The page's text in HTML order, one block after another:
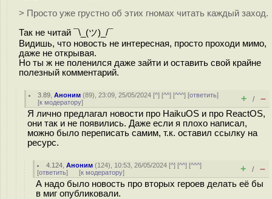
> Просто уже грустно об этих гномах читать каждый заход.
Так не читай ¯\_(ツ)_/¯
Видишь, что новость не интересная, просто проходи мимо,
даже не открывая.
Но ты ж не поленился даже зайти и оставить свой крайне
полезный комментарий.
3.89 ,Аноним (89), 23:09, 25/05/2024 [^] [^^] [^^^] [ответить]
[к модератору] + / –
Я лично предлагал новости про HaikuOS и про ReactOS,
они так и не появились. Даже если я плохо написал,
можно было переписать самим, т.к. оставил ссылку на
ресурс.
4.124 ,Аноним (124), 10:53, 26/05/2024 [^] [^^] [^^^]
[ответить] [к модератору] + / –
А надо было новость про вторых героев делать её бы
в миг опубликовали.